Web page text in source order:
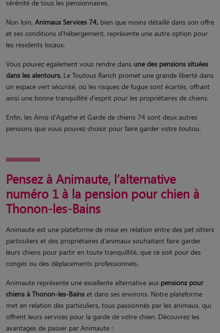
sérénité de tous les pensionnaires.
Non loin, Animaux Services 74, bien que moins détaillé dans son offre
et ses conditions d’hébergement, représente une autre option pour
les résidents locaux.
Vous pouvez également vous rendre dans une des pensions situées
dans les alentours. Le Toutous Ranch promet une grande liberté dans
un espace vert sécurisé, où les risques de fugue sont écartés, offrant
ainsi une bonne tranquillité d'esprit pour les propriétaires de chiens.
Enfin, les Amis d'Agathe et Garde de chiens 74 sont deux autres
pensions que vous pouvez choisir pour faire garder votre toutou.
Pensez à Animaute, l’alternative
numéro 1 à la pension pour chien à
Thonon-les-Bains
Animaute est une plateforme de mise en relation entre des pet sitters
particuliers et des propriétaires d'animaux souhaitant faire garder
leurs chiens pour partir en toute tranquillité, que ce soit pour des
congés ou des déplacements professionnels.
Animaute représente une excellente alternative aux pensions pour
chiens à Thonon-les-Bains et dans ses environs. Notre plateforme
met en relation des particuliers, tous passionnés par les animaux, qui
offrent leurs services pour la garde de votre chien. Découvrez les
avantages de passer par Animaute :